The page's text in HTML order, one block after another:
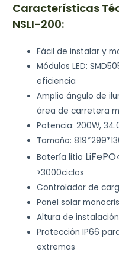
Características
NSLI-200:
Fácil de instalar y
Módulos LED:
eficiencia
Amplio ángulo de
área de carretera
Potencia: 200W,
Tamaño:
Batería litio
>3000ciclos
Controlador de
Panel solar
Altura de
Protección IP66
extremas